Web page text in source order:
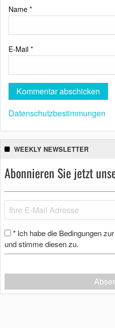
Name *
E-Mail *
Datenschutzbestimmungen
WEEKLY NEWSLETTER
Abonnieren Sie jetzt
* Ich habe die Bedingungen
und stimme diesen zu.